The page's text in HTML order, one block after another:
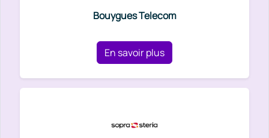
Bouygues Telecom
En savoir plus